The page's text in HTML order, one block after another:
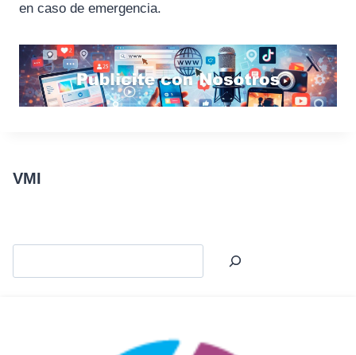
en caso de emergencia.
VMI